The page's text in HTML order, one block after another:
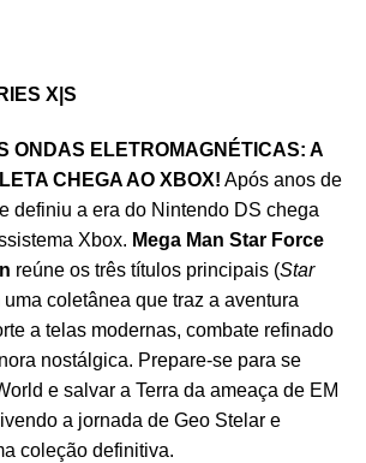
X|S
ONDAS ELETROMAGNÉTICAS: A
CHEGA AO XBOX! Após anos de
definiu a era do Nintendo DS chega
Xbox. Mega Man Star Force
reúne os três títulos principais (Star
uma coletânea que traz a aventura
a telas modernas, combate refinado
nostálgica. Prepare-se para se
e salvar a Terra da ameaça de EM
a jornada de Geo Stelar e
coleção definitiva.